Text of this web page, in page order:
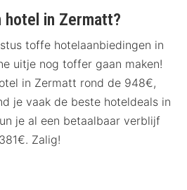
in Zermatt?
toffe hotelaanbiedingen in
uitje nog toffer gaan maken!
in Zermatt rond de 948€,
je vaak de beste hoteldeals in
je al een betaalbaar verblijf
Zalig!